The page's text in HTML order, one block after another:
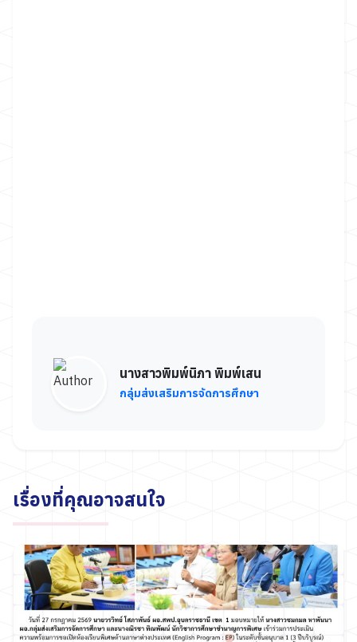
นางสาวพิมพ์นิภา พิมพ์เสน
กลุ่มส่งเสริมการจัดการศึกษา
เรื่องที่คุณอาจสนใจ